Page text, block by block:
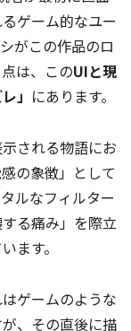
ゲーム的なユー
がこの作品のロ
は、このUIと現
」 にあります。
される物語にお
の象徴」として
ルなフィルター
る痛み」を際立
ます。
ゲームのような
、その直後に描